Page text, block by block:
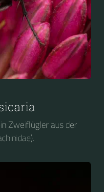
Zweiflügler aus der